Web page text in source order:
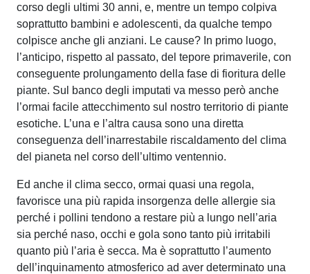
corso degli ultimi 30 anni, e, mentre un tempo colpiva
soprattutto bambini e adolescenti, da qualche tempo
colpisce anche gli anziani. Le cause? In primo luogo,
l’anticipo, rispetto al passato, del tepore primaverile, con
conseguente prolungamento della fase di fioritura delle
piante. Sul banco degli imputati va messo però anche
l’ormai facile attecchimento sul nostro territorio di piante
esotiche. L’una e l’altra causa sono una diretta
conseguenza dell’inarrestabile riscaldamento del clima
del pianeta nel corso dell’ultimo ventennio.
Ed anche il clima secco, ormai quasi una regola,
favorisce una più rapida insorgenza delle allergie sia
perché i pollini tendono a restare più a lungo nell’aria
sia perché naso, occhi e gola sono tanto più irritabili
quanto più l’aria è secca. Ma è soprattutto l’aumento
dell’inquinamento atmosferico ad aver determinato una